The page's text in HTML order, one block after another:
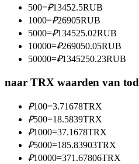
Kopiëren Handel
Sluit je aan bij top traders
Word een Copy Trader
500=₽13452.5RUB
1000=₽26905RUB
5000=₽134525.02RUB
10000=₽269050.05RUB
50000=₽1345250.23RUB
naar TRX waarden van
₽100=3.71678TRX
₽500=18.5839TRX
₽1000=37.1678TRX
₽5000=185.83903TRX
₽10000=371.67806TRX